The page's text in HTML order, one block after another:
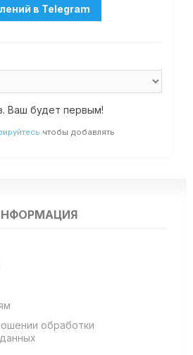
Ваш будет первым!
чтобы добавлять
обработки